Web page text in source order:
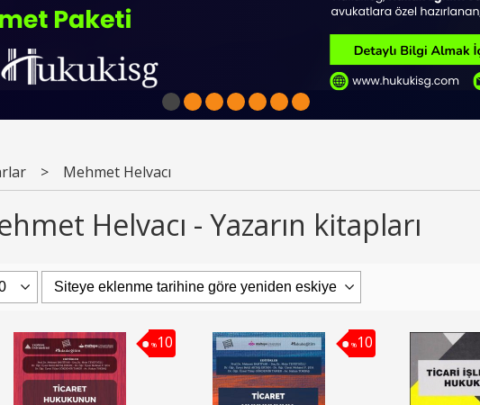
1 2 3 4 5 6
> Mehmet Helvacı
Helvacı - Yazarın kitapları
%10 %10